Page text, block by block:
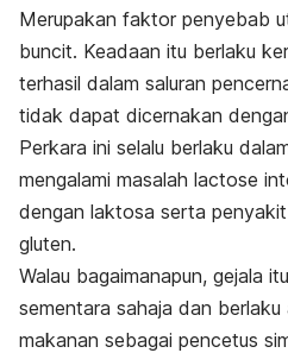
Merupakan faktor penyebab
buncit. Keadaan itu berlaku
terhasil dalam saluran
tidak dapat dicernakan
Perkara ini selalu berlaku
mengalami masalah lactose
dengan laktosa serta
gluten.
Walau bagaimanapun, gejala
sementara sahaja dan berlaku
makanan sebagai pencetus